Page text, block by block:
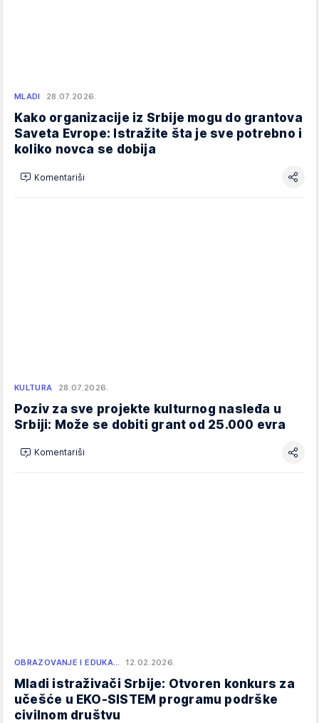
MLADI 28.07.2026.
Kako organizacije iz Srbije mogu do grantova
Saveta Evrope: Istražite šta je sve potrebno i
koliko novca se dobija
Komentariši
KULTURA 28.07.2026.
Poziv za sve projekte kulturnog nasleđa u
Srbiji: Može se dobiti grant od 25.000 evra
Komentariši
OBRAZOVANJE I EDUKA… 12.02.2026.
Mladi istraživači Srbije: Otvoren konkurs za
učešće u EKO-SISTEM programu podrške
civilnom društvu